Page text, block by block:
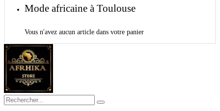
Mode africaine à Toulouse
Vous n'avez aucun article dans votre panier